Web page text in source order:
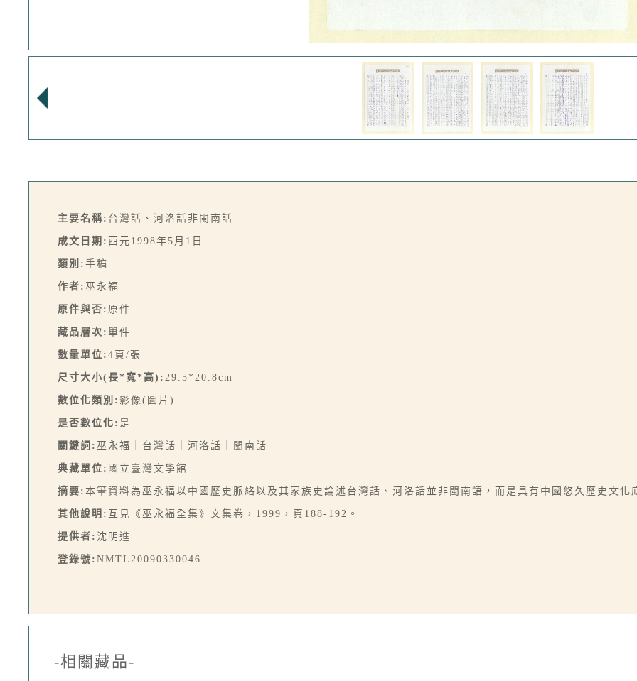
主要名稱: 台灣話、河洛話非閩南話
成文日期: 西元1998年5月1日
類別: 手稿
作者: 巫永福
原件與否: 原件
藏品層次: 單件
數量單位: 4頁/張
尺寸大小(長*寬*高): 29.5*20.8cm
數位化類別: 影像(圖片)
是否數位化: 是
關鍵詞: 巫永福｜台灣話｜河洛話｜閩南話
典藏單位: 國立臺灣文學館
摘要: 本筆資料為巫永福以中國歷史脈絡以及其家族史論述台灣話、河洛話並非閩南語，而是具有中國悠久歷史文化
其他說明: 互見《巫永福全集》文集卷，1999，頁188-192。
提供者: 沈明進
登錄號: NMTL20090330046
-相關藏品-